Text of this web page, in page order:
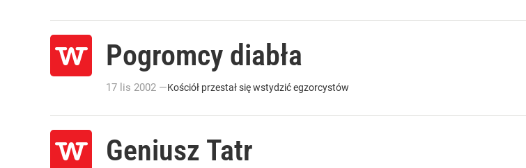
Pogromcy diabła
17 lis 2002 —Kościół przestał się wstydzić egzorcystów
Geniusz Tatr